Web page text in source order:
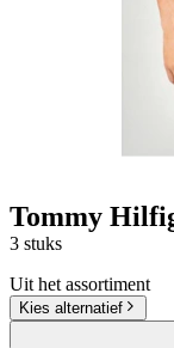
Tommy
3 stuks
Uit het assortiment
Kies alternatief